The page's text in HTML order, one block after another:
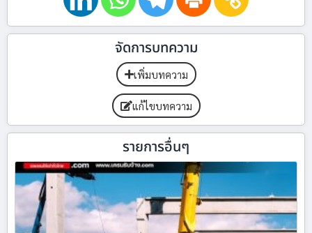
จัดการบทความ
เพิ่มบทความ
แก้ไขบทความ
รายการอื่นๆ